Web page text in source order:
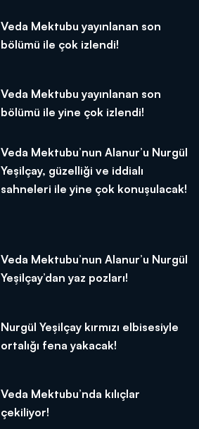
Veda Mektubu yayınlanan son
bölümü ile çok izlendi!
Veda Mektubu yayınlanan son
bölümü ile yine çok izlendi!
Veda Mektubu’nun Alanur’u Nurgül
Yeşilçay, güzelliği ve iddialı
sahneleri ile yine çok konuşulacak!
Veda Mektubu’nun Alanur’u Nurgül
Yeşilçay’dan yaz pozları!
Nurgül Yeşilçay kırmızı elbisesiyle
ortalığı fena yakacak!
Veda Mektubu’nda kılıçlar
çekiliyor!